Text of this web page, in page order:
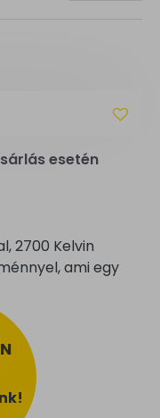
esetén
2700 Kelvin
ami egy